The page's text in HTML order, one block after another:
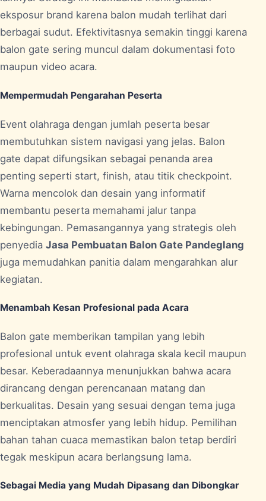
eksposur brand karena balon mudah terlihat dari
berbagai sudut. Efektivitasnya semakin tinggi karena
balon gate sering muncul dalam dokumentasi foto
maupun video acara.
Mempermudah Pengarahan Peserta
Event olahraga dengan jumlah peserta besar
membutuhkan sistem navigasi yang jelas. Balon
gate dapat difungsikan sebagai penanda area
penting seperti start, finish, atau titik checkpoint.
Warna mencolok dan desain yang informatif
membantu peserta memahami jalur tanpa
kebingungan. Pemasangannya yang strategis oleh
penyedia Jasa Pembuatan Balon Gate Pandeglang
juga memudahkan panitia dalam mengarahkan alur
kegiatan.
Menambah Kesan Profesional pada Acara
Balon gate memberikan tampilan yang lebih
profesional untuk event olahraga skala kecil maupun
besar. Keberadaannya menunjukkan bahwa acara
dirancang dengan perencanaan matang dan
berkualitas. Desain yang sesuai dengan tema juga
menciptakan atmosfer yang lebih hidup. Pemilihan
bahan tahan cuaca memastikan balon tetap berdiri
tegak meskipun acara berlangsung lama.
Sebagai Media yang Mudah Dipasang dan Dibongkar